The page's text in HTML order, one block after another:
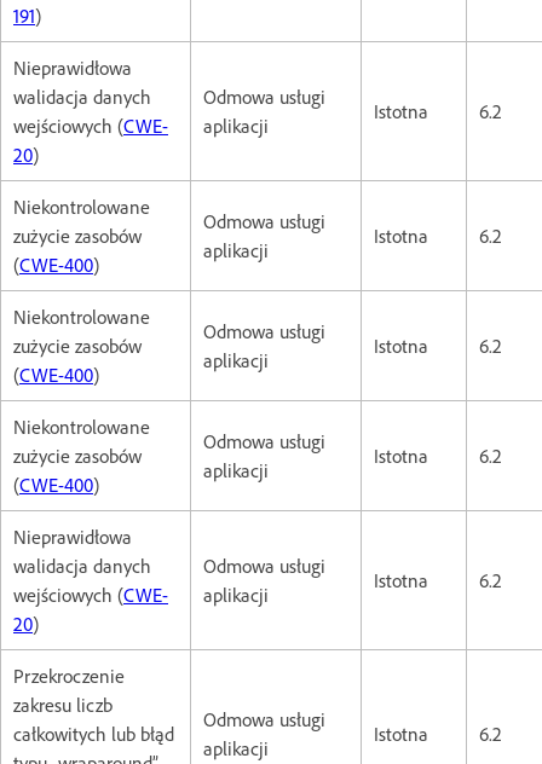
191)
Nieprawidłowa
walidacja danych
wejściowych (CWE-
20)
Odmowa usługi
aplikacji
Istotna 6.2
Niekontrolowane
zużycie zasobów
(CWE-400)
Odmowa usługi
aplikacji
Istotna 6.2
Niekontrolowane
zużycie zasobów
(CWE-400)
Odmowa usługi
aplikacji
Istotna 6.2
Niekontrolowane
zużycie zasobów
(CWE-400)
Odmowa usługi
aplikacji
Istotna 6.2
Nieprawidłowa
walidacja danych
wejściowych (CWE-
20)
Odmowa usługi
aplikacji
Istotna 6.2
Przekroczenie
zakresu liczb
całkowitych lub błąd
Odmowa usługi
aplikacji
Istotna 6.2